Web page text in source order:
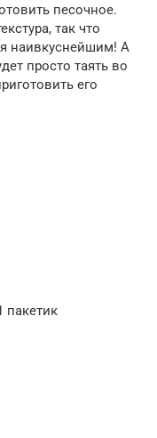
песочное.
так что
наивкуснейшим! А
просто таять во
его
пакетик